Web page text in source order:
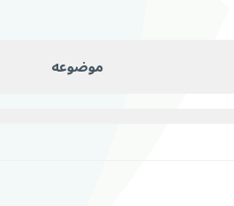
موضوعه